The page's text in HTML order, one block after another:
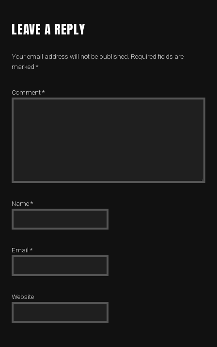
LEAVE A REPLY
Your email address will not be published. Required fields are
marked *
Comment*
Name*
Email *
Website